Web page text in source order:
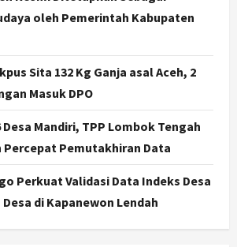
oleh Pemerintah Kabupaten
Sita 132 Kg Ganja asal Aceh, 2
Masuk DPO
Mandiri, TPP Lombok Tengah
Percepat Pemutakhiran Data
Perkuat Validasi Data Indeks Desa
di Kapanewon Lendah
Agustus 6, 2026
Desa Sidomukti dengan Cor Beton
Cagar Budaya RSUD Soewondo Jadi
Segera Keluar
Agustus 7, 2026